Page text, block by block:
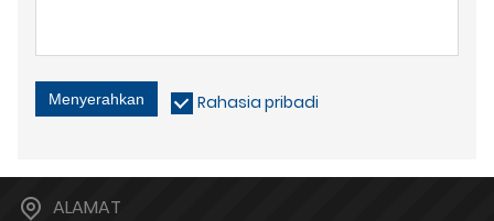
Menyerahkan Rahasia pribadi
ALAMAT